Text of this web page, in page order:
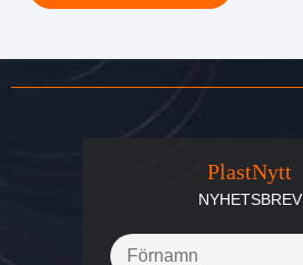
PlastNytt
NYHETSBREV